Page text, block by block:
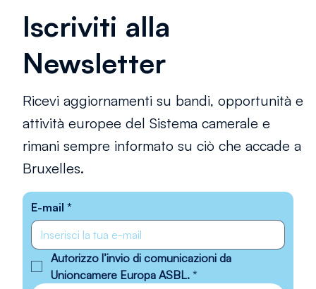
E-mail *
Autorizzo l’invio di comunicazioni da
Unioncamere Europa ASBL. *
Iscriviti alla
Newsletter
Ricevi aggiornamenti su bandi, opportunità e
attività europee del Sistema camerale e
rimani sempre informato su ciò che accade a
Bruxelles.